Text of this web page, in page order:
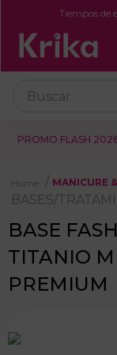
Tiempos de
PROMO FLASH
MANICURE
BASES/
BASE
TITANIO
PREMIUM